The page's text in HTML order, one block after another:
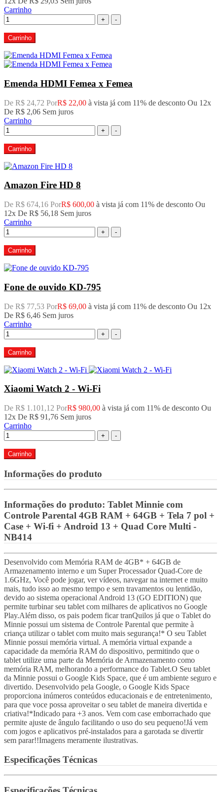
Carrinho
+ -
Carrinho
Emenda HDMI Femea x Femea
De R$ 24,72 PorR$ 22,00 à vista já com 11% de desconto Ou 12x
De R$ 2,06 Sem juros
Carrinho
+ -
Carrinho
Amazon Fire HD 8
De R$ 674,16 PorR$ 600,00 à vista já com 11% de desconto Ou
12x De R$ 56,18 Sem juros
Carrinho
+ -
Carrinho
Fone de ouvido KD-795
De R$ 77,53 PorR$ 69,00 à vista já com 11% de desconto Ou 12x
De R$ 6,46 Sem juros
Carrinho
+ -
Carrinho
Xiaomi Watch 2 - Wi-Fi
De R$ 1.101,12 PorR$ 980,00 à vista já com 11% de desconto Ou
12x De R$ 91,76 Sem juros
Carrinho
+ -
Carrinho
Informações do produto
Informações do produto: Tablet Minnie com
Controle Parental 4GB RAM + 64GB + Tela 7 pol +
Case + Wi-fi + Android 13 + Quad Core Multi -
NB414
Desenvolvido com Memória RAM de 4GB* + 64GB de
Armazenamento interno e um Super Processador Quad-Core de
1.6GHz, Você pode jogar, ver vídeos, navegar na internet e muito
mais, tudo isso ao mesmo tempo e sem travamentos ou lentidão,
devido ao sistema operacional Android 13 (GO EDITION) que
permite turbinar seu tablet com milhares de aplicativos no Google
Play.Além disso, os pais podem ficar tranQuilos já que o Tablet do
Minnie possui um sistema de Controle Parental que permite à
criança utilizar o tablet com muito mais segurança!* O seu Tablet
Minnie possui memória virtual. A memória virtual expande a
capacidade da memória RAM do dispositivo, permitindo que o
tablet utilize uma parte da Memória de Armazenamento como
memória RAM, melhorando a performance do Tablet.O Seu tablet
da Minnie possui o Google Kids Space, que é um ambiente seguro e
divertido. Desenvolvido pela Google, o Google Kids Space
proporciona inúmeros conteúdos educacionais e de entretenimento,
para que voce possa aproveitar o seu tablet de maneira divertida e
criativa!*Indicado para +3 anos. Vem com case emborrachado que
permite ajuste de ângulo facilitando o uso do seu pequeno!Já vem
com jogos e aplicativos pré-instalados para a garotada se divertir
sem parar!!Imagens meramente ilustrativas.
Especificações Técnicas